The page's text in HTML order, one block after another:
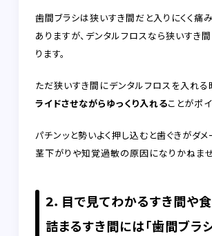
歯間ブラシは狭いすき間だと入りにくく痛
ありますが、デンタルフロスなら狭いすき
ります。
ただ狭いすき間にデンタルフロスを入れる
ライドさせながらゆっくり入れることがポイ
パチンッと勢いよく押し込むと歯ぐきがダ
茎下がりや知覚過敏の原因になりかねませ
2．目で見てわかるすき間や
詰まるすき間には「歯間ブラシ